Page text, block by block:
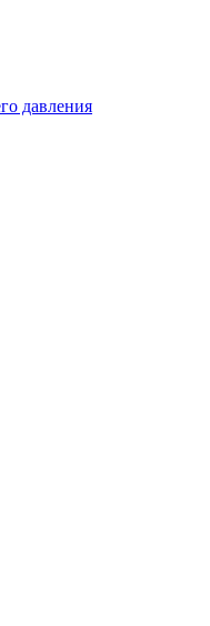
давления